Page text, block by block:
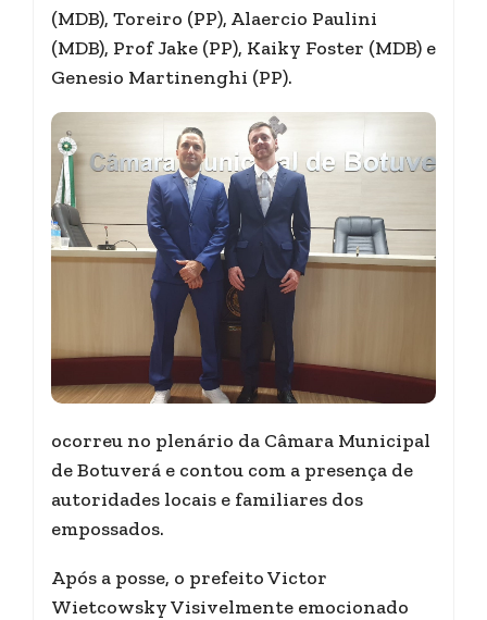
(MDB), Toreiro (PP), Alaercio Paulini
(MDB), Prof Jake (PP), Kaiky Foster (MDB) e
Genesio Martinenghi (PP).
ocorreu no plenário da Câmara Municipal
de Botuverá e contou com a presença de
autoridades locais e familiares dos
empossados.
Após a posse, o prefeito Victor
Wietcowsky Visivelmente emocionado